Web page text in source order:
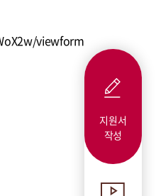
viewform
지원서
작성